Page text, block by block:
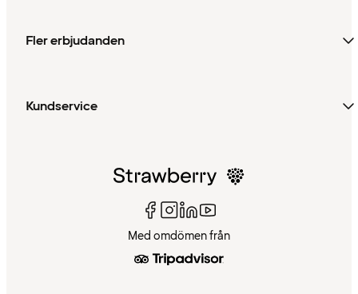
Fler erbjudanden
Kundservice
Med omdömen från